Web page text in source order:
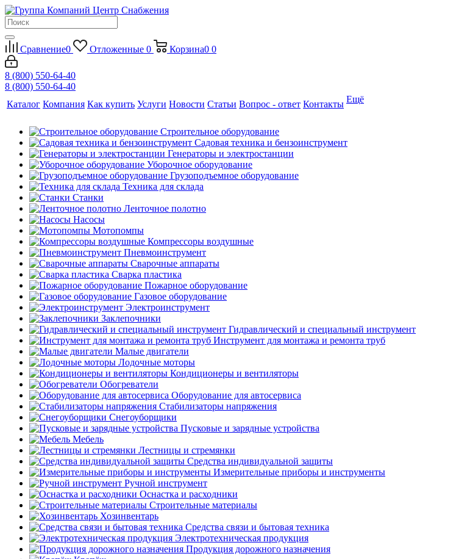
Сравнение0 Отложенные 0 Корзина0 0
8 (800) 550-64-40
8 (800) 550-64-40
Каталог Компания Как купить Услуги Новости Статьи Вопрос - ответ Контакты Ещё
Строительное оборудование
Садовая техника и бензоинструмент
Генераторы и электростанции
Уборочное оборудование
Грузоподъемное оборудование
Техника для склада
Станки
Ленточное полотно
Насосы
Мотопомпы
Компрессоры воздушные
Пневмоинструмент
Сварочные аппараты
Сварка пластика
Пожарное оборудование
Газовое оборудование
Электроинструмент
Заклепочники
Гидравлический и специальный инструмент
Инструмент для монтажа и ремонта труб
Малые двигатели
Лодочные моторы
Кондиционеры и вентиляторы
Обогреватели
Оборудование для автосервиса
Стабилизаторы напряжения
Снегоуборщики
Пусковые и зарядные устройства
Мебель
Лестницы и стремянки
Средства индивидуальной защиты
Измерительные приборы и инструменты
Ручной инструмент
Оснастка и расходники
Строительные материалы
Хозинвентарь
Средства связи и бытовая техника
Электротехническая продукция
Продукция дорожного назначения